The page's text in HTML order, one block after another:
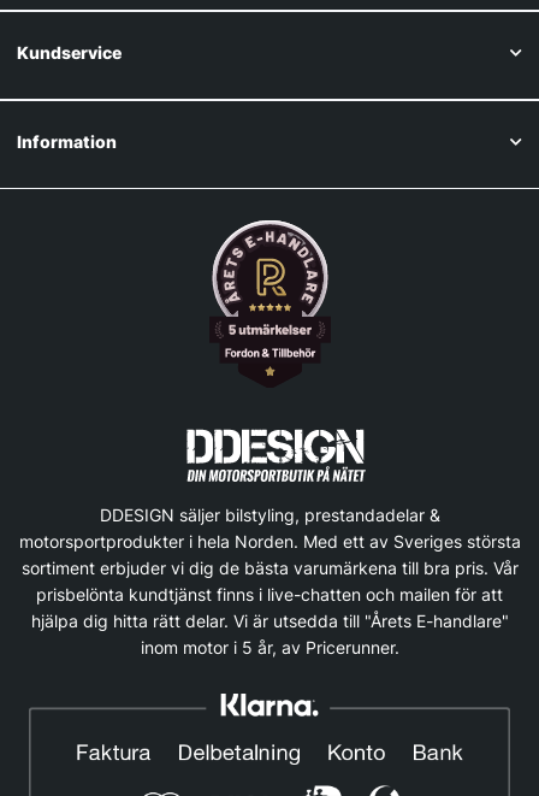
Kundservice
Information
DDESIGN säljer bilstyling, prestandadelar &
motorsportprodukter i hela Norden. Med ett av Sveriges största
sortiment erbjuder vi dig de bästa varumärkena till bra pris. Vår
prisbelönta kundtjänst finns i live-chatten och mailen för att
hjälpa dig hitta rätt delar. Vi är utsedda till "Årets E-handlare"
inom motor i 5 år, av Pricerunner.